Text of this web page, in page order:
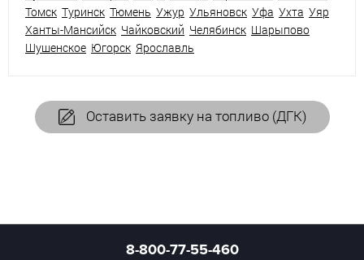
Томск Туринск Тюмень Ужур Ульяновск Уфа Ухта Уяр
Ханты-Мансийск Чайковский Челябинск Шарыпово
Шушенское Югорск Ярославль
Оставить заявку на топливо (ДГК)
8-800-77-55-460